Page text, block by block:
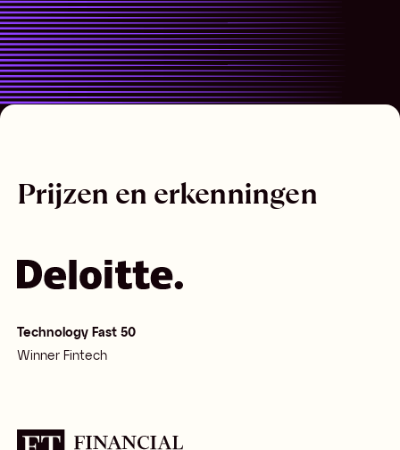
Prijzen en erkenningen
Technology Fast 50
Winner Fintech